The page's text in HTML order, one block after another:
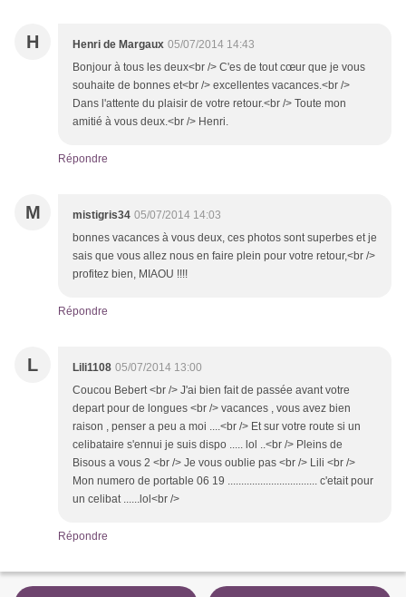
H Henri de Margaux 05/07/2014 14:43
Bonjour à tous les deux<br /> C'es de tout cœur que je vous
souhaite de bonnes et<br /> excellentes vacances.<br />
Dans l'attente du plaisir de votre retour.<br /> Toute mon
amitié à vous deux.<br /> Henri.
Répondre
M mistigris34 05/07/2014 14:03
bonnes vacances à vous deux, ces photos sont superbes et je
sais que vous allez nous en faire plein pour votre retour,<br />
profitez bien, MIAOU !!!!
Répondre
L Lili1108 05/07/2014 13:00
Coucou Bebert <br /> J'ai bien fait de passée avant votre
depart pour de longues <br /> vacances , vous avez bien
raison , penser a peu a moi ....<br /> Et sur votre route si un
celibataire s'ennui je suis dispo ..... lol ..<br /> Pleins de
Bisous a vous 2 <br /> Je vous oublie pas <br /> Lili <br />
Mon numero de portable 06 19 ................................. c'etait pour
un celibat ......lol<br />
Répondre